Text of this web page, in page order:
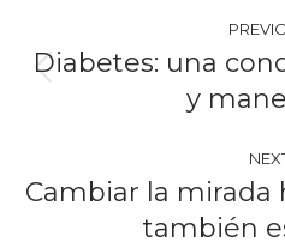
navigation
Diabetes: una
y
Cambiar la mirada
también